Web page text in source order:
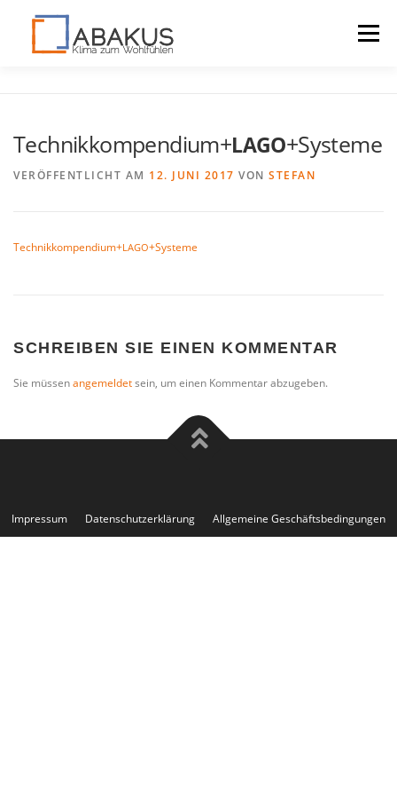
Menü
KONTAKT
Technikkompendium+LAGO+Systeme
VERÖFFENTLICHT AM 12. JUNI 2017 VON STEFAN
Technikkompendium+LAGO+Systeme
SCHREIBEN SIE EINEN KOMMENTAR
Sie müssenangemeldetsein, um einen Kommentar abzugeben.
Impressum Datenschutzerklärung Allgemeine Geschäftsbedingungen